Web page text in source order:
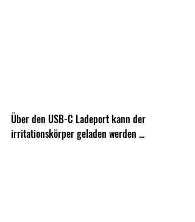
Über den USB-C Ladeport kann der
irritationskörper geladen werden ...